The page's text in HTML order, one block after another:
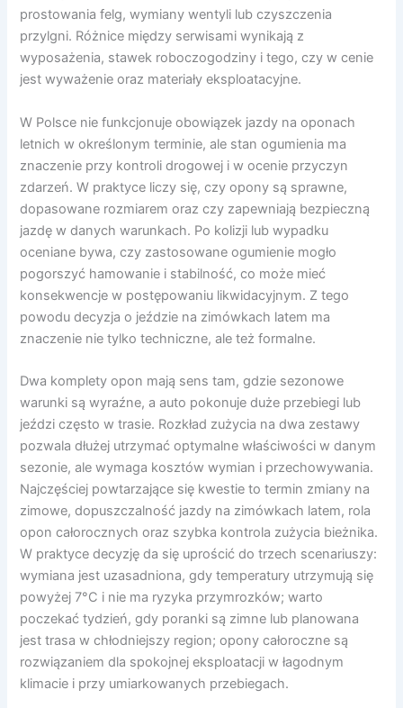
prostowania felg, wymiany wentyli lub czyszczenia
przylgni. Różnice między serwisami wynikają z
wyposażenia, stawek roboczogodziny i tego, czy w cenie
jest wyważenie oraz materiały eksploatacyjne.
W Polsce nie funkcjonuje obowiązek jazdy na oponach
letnich w określonym terminie, ale stan ogumienia ma
znaczenie przy kontroli drogowej i w ocenie przyczyn
zdarzeń. W praktyce liczy się, czy opony są sprawne,
dopasowane rozmiarem oraz czy zapewniają bezpieczną
jazdę w danych warunkach. Po kolizji lub wypadku
oceniane bywa, czy zastosowane ogumienie mogło
pogorszyć hamowanie i stabilność, co może mieć
konsekwencje w postępowaniu likwidacyjnym. Z tego
powodu decyzja o jeździe na zimówkach latem ma
znaczenie nie tylko techniczne, ale też formalne.
Dwa komplety opon mają sens tam, gdzie sezonowe
warunki są wyraźne, a auto pokonuje duże przebiegi lub
jeździ często w trasie. Rozkład zużycia na dwa zestawy
pozwala dłużej utrzymać optymalne właściwości w danym
sezonie, ale wymaga kosztów wymian i przechowywania.
Najczęściej powtarzające się kwestie to termin zmiany na
zimowe, dopuszczalność jazdy na zimówkach latem, rola
opon całorocznych oraz szybka kontrola zużycia bieżnika.
W praktyce decyzję da się uprościć do trzech scenariuszy:
wymiana jest uzasadniona, gdy temperatury utrzymują się
powyżej 7°C i nie ma ryzyka przymrozków; warto
poczekać tydzień, gdy poranki są zimne lub planowana
jest trasa w chłodniejszy region; opony całoroczne są
rozwiązaniem dla spokojnej eksploatacji w łagodnym
klimacie i przy umiarkowanych przebiegach.